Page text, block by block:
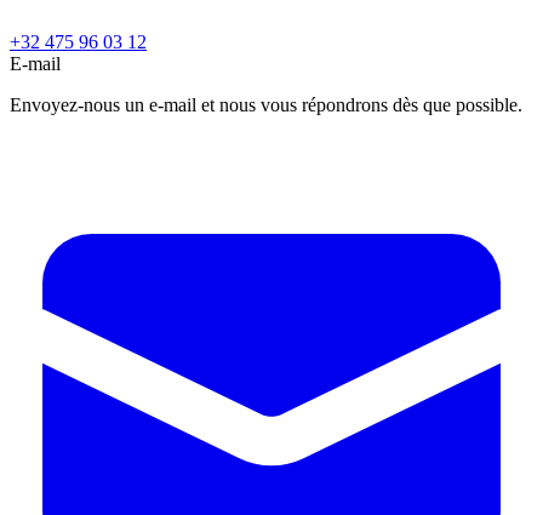
+32 475 96 03 12
E-mail
Envoyez-nous un e-mail et nous vous répondrons dès que possible.